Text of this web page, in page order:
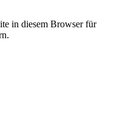
in diesem Browser für